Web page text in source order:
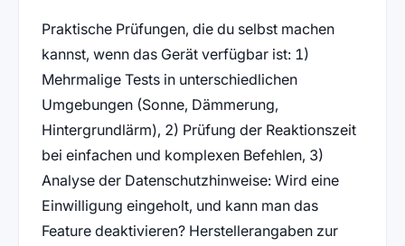
Praktische Prüfungen, die du selbst machen
kannst, wenn das Gerät verfügbar ist: 1)
Mehrmalige Tests in unterschiedlichen
Umgebungen (Sonne, Dämmerung,
Hintergrundlärm), 2) Prüfung der Reaktionszeit
bei einfachen und komplexen Befehlen, 3)
Analyse der Datenschutzhinweise: Wird eine
Einwilligung eingeholt, und kann man das
Feature deaktivieren? Herstellerangaben zur